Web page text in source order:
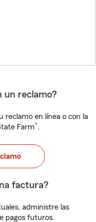
un reclamo?
reclamo en línea o con la
Farm®.
factura?
administre las
pagos futuros.